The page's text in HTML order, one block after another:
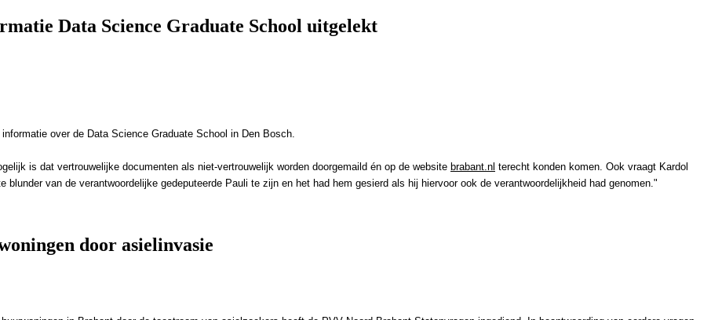
over de Data Science Graduate School in Den Bosch.
is dat vertrouwelijke documenten als niet-vertrouwelijk worden doorgemaild én op de website brabant.nl terecht konden komen. Ook vraagt Kardol
van de verantwoordelijke gedeputeerde Pauli te zijn en het had hem gesierd als hij hiervoor ook de verantwoordelijkheid had genomen."
door asielinvasie